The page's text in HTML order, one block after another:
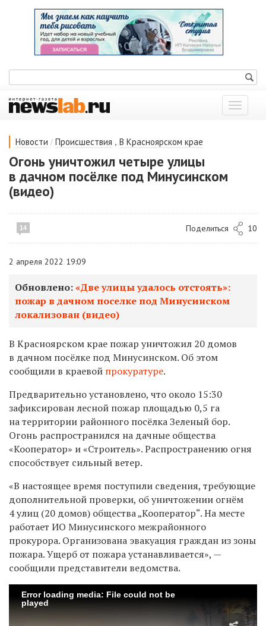
Показать
меню
Новости / Происшествия , В Красноярском крае
Огонь уничтожил четыре улицы
в дачном посёлке под Минусинском
(видео)
14 Поделиться 10
2 апреля 2022 19:09
Обновлено:«Две улицы удалось отстоять»:
пожар в дачном поселке под Минусинском
локализован (видео)
В Красноярском крае пожар уничтожил 20 домов
в дачном посёлке под Минусинском. Об этом
сообщили в краевой прокуратуре.
Предварительно установлено, что около 15:30
зафиксирован лесной пожар площадью 0,5 га
на территории районного посёлка Зеленый бор.
Огонь распространился на дачные общества
«Кооператор» и «Строитель». Распространению огня
способствует сильный ветер.
«В настоящее время поступили сведения, требующие
дополнительной проверки, об уничтожении огнём
4 улиц (20 домов) общества „Кооператор“. На месте
работает ИО Минусинского межрайонного
прокурора. Организована эвакуация граждан из зоны
пожара. Ущерб от пожара устанавливается», —
сообщили представители ведомства.
Error loading media: File could not be
played